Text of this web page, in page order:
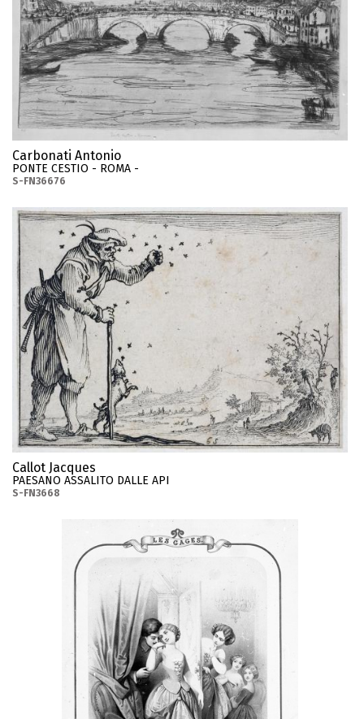
Carbonati Antonio
PONTE CESTIO - ROMA -
S-FN36676
Callot Jacques
PAESANO ASSALITO DALLE API
S-FN3668